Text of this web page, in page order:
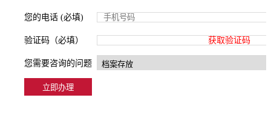
您的电话 (必填)
验证码（必填） 获取验证码
您需要咨询的问题